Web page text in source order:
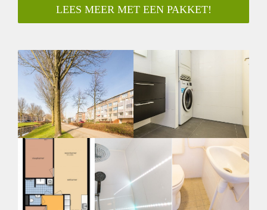
Garantiestelling mogelijk: Ja
Borg: 1 Maand
Huisdieren toegestaan: Afhankelijk van de Eigenaar
Huurtoeslag grens: Nee
Geschikt voor studenten: Afhankelijk van de Eigenaar
LEES MEER MET EEN PAKKET!